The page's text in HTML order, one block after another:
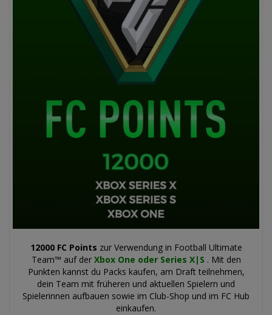
12000 FC Points zur Verwendung in Football Ultimate
Team™ auf der Xbox One oder Series X|S . Mit den
Punkten kannst du Packs kaufen, am Draft teilnehmen,
dein Team mit früheren und aktuellen Spielern und
Spielerinnen aufbauen sowie im Club-Shop und im FC Hub
einkaufen.